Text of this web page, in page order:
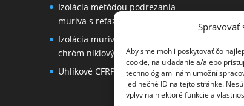
Spravovať
Aby sme mohli poskytovať čo
cookie, na ukladanie a/alebo
technológiami nám umožní
jedinečné ID na tejto stránke.
vplyv na niektoré funkcie a
Izolácia metódou podrezania
muriva s reťazovou pílou
Izolácia muriva pomocou
chróm niklových plechov
Uhlíkové CFRP lamely